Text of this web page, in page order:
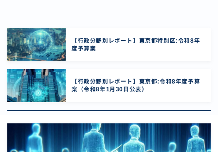
【行政分野別レポート】東京都特別区:令和8年
度予算案
【行政分野別レポート】東京都:令和8年度予算
案（令和8年1月30日公表）